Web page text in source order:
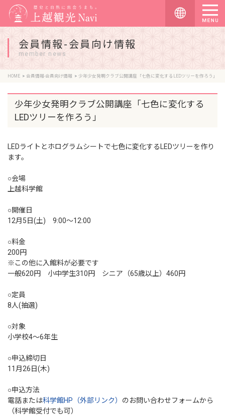
会員情報-会員向け情報
member news
HOME 会員情報-会員向け情報 少年少女発明クラブ公開講座「七色に変化するLEDツリーを作ろう」
少年少女発明クラブ公開講座「七色に変化する
LEDツリーを作ろう」
LEDライトとホログラムシートで七色に変化するLEDツリーを作り
ます。
○会場
上越科学館
○開催日
12月5日(土) 9:00〜12:00
○料金
200円
※この他に入館料が必要です
一般620円 小中学生310円 シニア（65歳以上）460円
○定員
8人(抽選)
○対象
小学校4～6年生
○申込締切日
11月26日(木)
○申込方法
電話または科学館HP（外部リンク） のお問い合わせフォームから
（科学館受付でも可）